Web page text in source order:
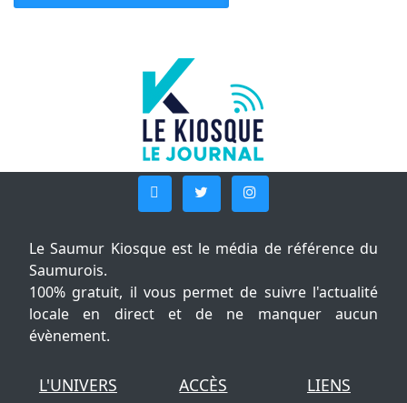
Le Saumur Kiosque est le média de référence du
Saumurois.
100% gratuit, il vous permet de suivre l'actualité
locale en direct et de ne manquer aucun
évènement.
L'UNIVERS
ACCÈS
LIENS